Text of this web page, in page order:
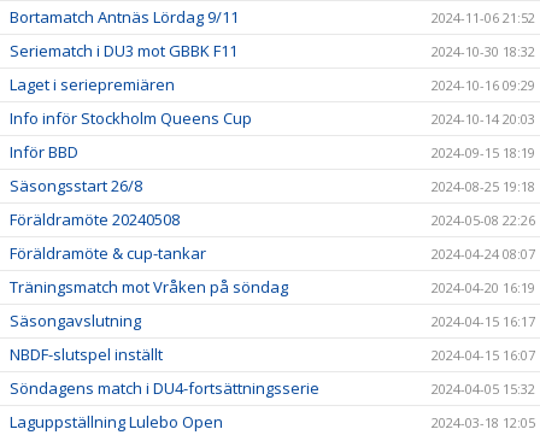
Bortamatch Antnäs Lördag 9/11 2024-11-06 21:52
Seriematch i DU3 mot GBBK F11 2024-10-30 18:32
Laget i seriepremiären 2024-10-16 09:29
Info inför Stockholm Queens Cup 2024-10-14 20:03
Inför BBD 2024-09-15 18:19
Säsongsstart 26/8 2024-08-25 19:18
Föräldramöte 20240508 2024-05-08 22:26
Föräldramöte & cup-tankar 2024-04-24 08:07
Träningsmatch mot Vråken på söndag 2024-04-20 16:19
Säsongavslutning 2024-04-15 16:17
NBDF-slutspel inställt 2024-04-15 16:07
Söndagens match i DU4-fortsättningsserie 2024-04-05 15:32
Laguppställning Lulebo Open 2024-03-18 12:05